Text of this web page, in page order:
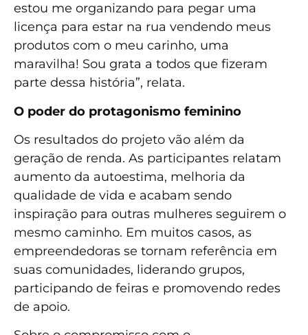
estou me organizando para pegar uma
licença para estar na rua vendendo meus
produtos com o meu carinho, uma
maravilha! Sou grata a todos que fizeram
parte dessa história”, relata.
O poder do protagonismo feminino
Os resultados do projeto vão além da
geração de renda. As participantes relatam
aumento da autoestima, melhoria da
qualidade de vida e acabam sendo
inspiração para outras mulheres seguirem o
mesmo caminho. Em muitos casos, as
empreendedoras se tornam referência em
suas comunidades, liderando grupos,
participando de feiras e promovendo redes
de apoio.